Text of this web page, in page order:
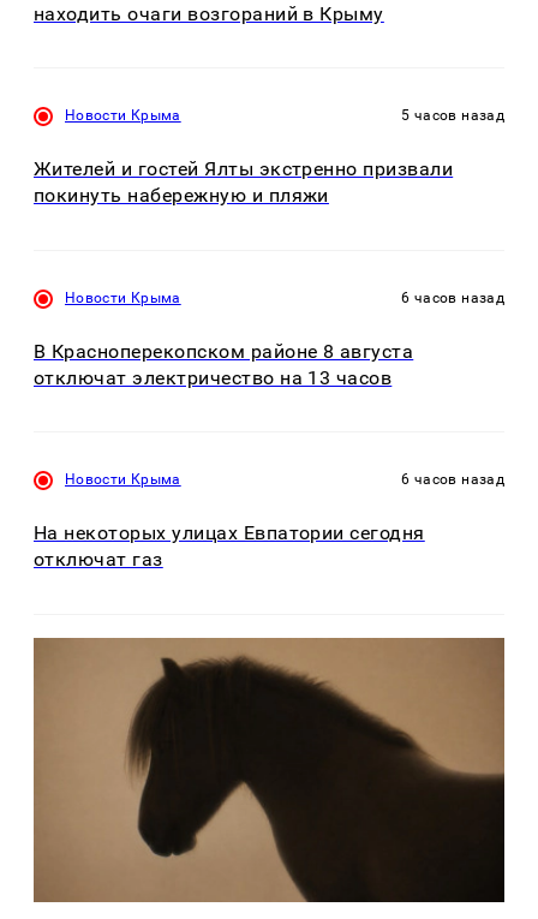
находить очаги возгораний в Крыму
Новости Крыма 5 часов назад
Жителей и гостей Ялты экстренно призвали
покинуть набережную и пляжи
Новости Крыма 6 часов назад
В Красноперекопском районе 8 августа
отключат электричество на 13 часов
Новости Крыма 6 часов назад
На некоторых улицах Евпатории сегодня
отключат газ